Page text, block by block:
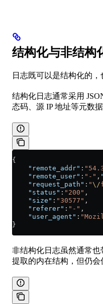
结构化与非结构
日志既可以是结构化的，
结构化日志通常采用
态码、源 IP 地址等元数据
{
    "remote_addr"
:
    "remote_user"
: "-" ,
    "request_path"
: "\/
    "status"
: "200" ,
    "size"
: "30577" ,
    "referer"
: "-" ,
    "user_agent"
:
}
非结构化日志虽然通常
提取的内在结构，但仍会